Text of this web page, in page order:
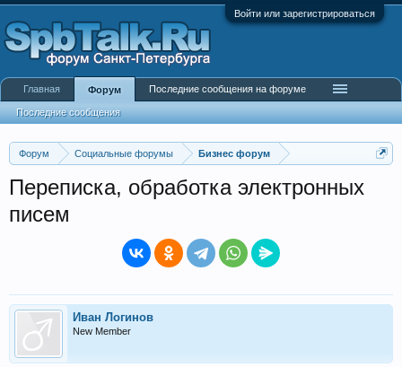
Войти или зарегистрироваться
Форум Социальные форумы Бизнес форум
Переписка, обработка электронных
писем
Иван Логинов
New Member
Главная Форум
Последние сообщения
Последние сообщения на форуме